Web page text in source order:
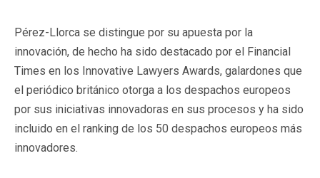
Pérez-Llorca se distingue por su apuesta por la
innovación, de hecho ha sido destacado por el Financial
Times en los Innovative Lawyers Awards, galardones que
el periódico británico otorga a los despachos europeos
por sus iniciativas innovadoras en sus procesos y ha sido
incluido en el ranking de los 50 despachos europeos más
innovadores.